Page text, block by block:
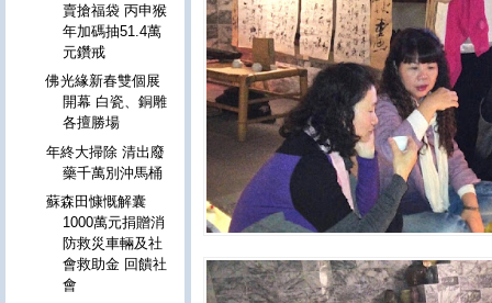
賣搶福袋 丙申猴
年加碼抽51.4萬
元鑽戒
佛光緣新春雙個展
開幕 白瓷、銅雕
各擅勝場
年終大掃除 清出廢
藥千萬別沖馬桶
蘇森田慷慨解囊
1000萬元捐贈消
防救災車輛及社
會救助金 回饋社
會